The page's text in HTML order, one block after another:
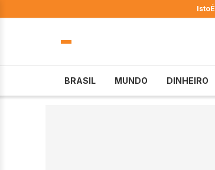
IstoÉ
BRASIL MUNDO DINHEIRO